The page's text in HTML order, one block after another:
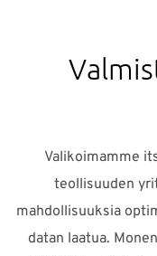
France España
Norge
Sverige UK
Valikoimamme
teollisuuden
mahdollisuuksia
datan laatua.